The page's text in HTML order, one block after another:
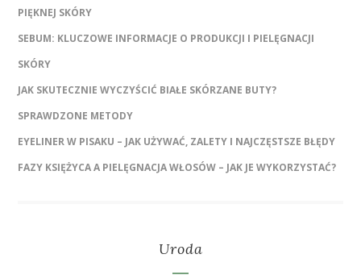
PIĘKNEJ SKÓRY
SEBUM: KLUCZOWE INFORMACJE O PRODUKCJI I PIELĘGNACJI
SKÓRY
JAK SKUTECZNIE WYCZYŚCIĆ BIAŁE SKÓRZANE BUTY?
SPRAWDZONE METODY
EYELINER W PISAKU – JAK UŻYWAĆ, ZALETY I NAJCZĘSTSZE BŁĘDY
FAZY KSIĘŻYCA A PIELĘGNACJA WŁOSÓW – JAK JE WYKORZYSTAĆ?
Uroda